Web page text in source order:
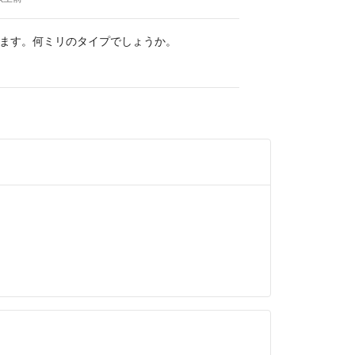
が、シワがかなりあって
変更されたのに
す。何ミリのタイプでしょうか。